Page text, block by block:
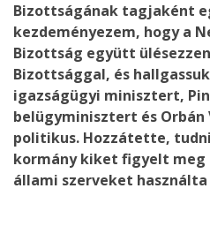
Bizottságának tagjaként
kezdeményezem, hogy a
Bizottság együtt
Bizottsággal, és
igazságügyi minisztert,
belügyminisztert és Orbán
politikus. Hozzátette,
kormány kiket figyelt meg
állami szerveket